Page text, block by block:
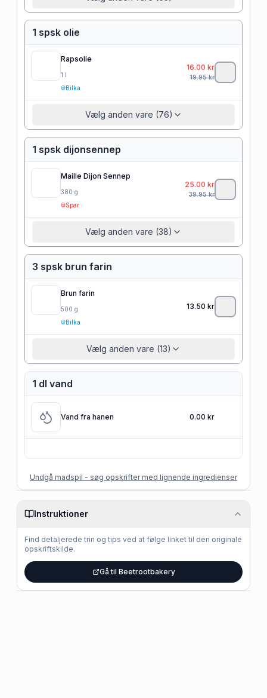
1 spsk olie
Rapsolie
1 l
Bilka
16.00 kr
19.95kr
Vælg anden vare (76)
1 spsk dijonsennep
Maille Dijon Sennep
380 g
Spar
25.00 kr
39.95kr
Vælg anden vare (38)
3 spsk brun farin
Brun farin
500 g
Bilka
13.50 kr
Vælg anden vare (13)
1 dl vand
Vand fra hanen 0.00 kr
Undgå madspil - søg opskrifter med lignende ingredienser
Instruktioner
Find detaljerede trin og tips ved at følge linket til den originale
opskriftskilde.
Gå til Beetrootbakery